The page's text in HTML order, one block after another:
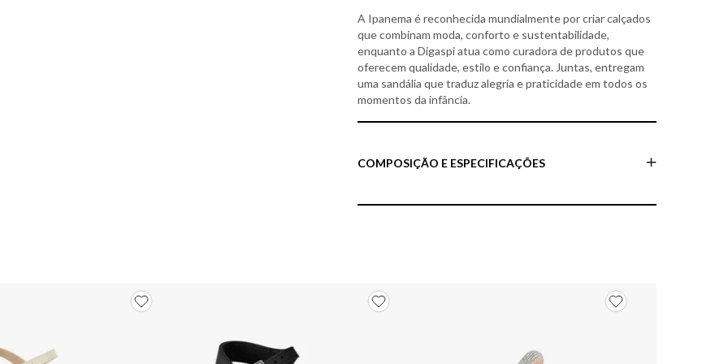
A Ipanema é reconhecida mundialmente por criar calçados
que combinam moda, conforto e sustentabilidade,
enquanto a Digaspi atua como curadora de produtos que
oferecem qualidade, estilo e confiança. Juntas, entregam
uma sandália que traduz alegria e praticidade em todos os
momentos da infância.
COMPOSIÇÃO E ESPECIFICAÇÕES